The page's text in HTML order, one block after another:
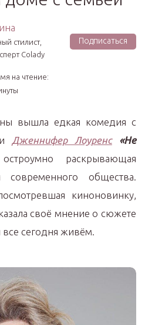
стилист,
Colady
Подписаться
на чтение:
вышла едкая комедия с
Дженнифер Лоуренс
«Не
раскрывающая
общества.
киноновинку,
своё мнение о сюжете
сегодня живём.